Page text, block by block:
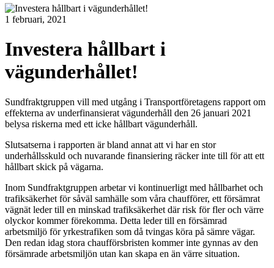
1 februari, 2021
Investera hållbart i
vägunderhållet!
Sundfraktgruppen vill med utgång i Transportföretagens rapport om
effekterna av underfinansierat vägunderhåll den 26 januari 2021
belysa riskerna med ett icke hållbart vägunderhåll.
Slutsatserna i rapporten är bland annat att vi har en stor
underhållsskuld och nuvarande finansiering räcker inte till för att ett
hållbart skick på vägarna.
Inom Sundfraktgruppen arbetar vi kontinuerligt med hållbarhet och
trafiksäkerhet för såväl samhälle som våra chaufförer, ett försämrat
vägnät leder till en minskad trafiksäkerhet där risk för fler och värre
olyckor kommer förekomma. Detta leder till en försämrad
arbetsmiljö för yrkestrafiken som då tvingas köra på sämre vägar.
Den redan idag stora chaufförsbristen kommer inte gynnas av den
försämrade arbetsmiljön utan kan skapa en än värre situation.